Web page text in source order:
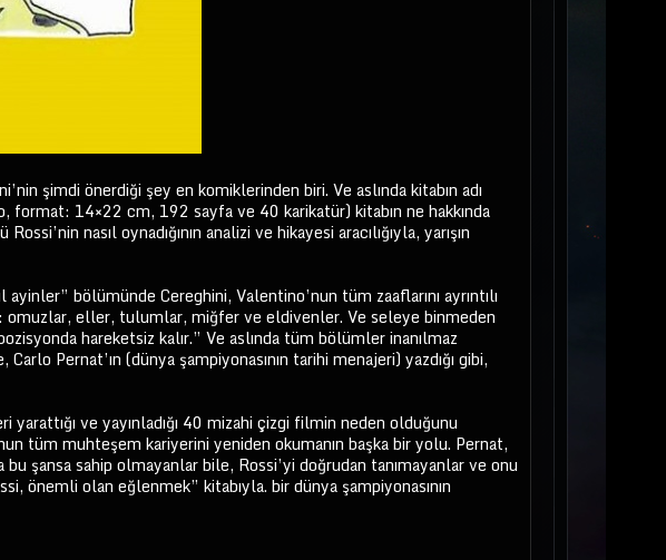
şimdi önerdiği şey en komiklerinden biri. Ve aslında kitabın adı
14×22 cm, 192 sayfa ve 40 karikatür) kitabın ne hakkında
nasıl oynadığının analizi ve hikayesi aracılığıyla, yarışın
bölümünde Cereghini, Valentino’nun tüm zaaflarını ayrıntılı
omuzlar, eller, tulumlar, miğfer ve eldivenler. Ve seleye binmeden
hareketsiz kalır.” Ve aslında tüm bölümler inanılmaz
Pernat’ın (dünya şampiyonasının tarihi menajeri) yazdığı gibi,
ve yayınladığı 40 mizahi çizgi filmin neden olduğunu
tüm muhteşem kariyerini yeniden okumanın başka bir yolu. Pernat,
şansa sahip olmayanlar bile, Rossi’yi doğrudan tanımayanlar ve onu
önemli olan eğlenmek” kitabıyla. bir dünya şampiyonasının